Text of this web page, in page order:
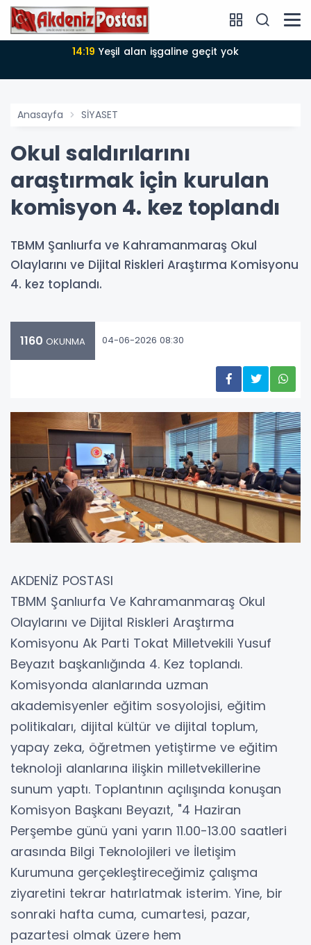
Anasayfa SİYASET
Okul saldırılarını
araştırmak için kurulan
komisyon 4. kez toplandı
TBMM Şanlıurfa ve Kahramanmaraş Okul
Olaylarını ve Dijital Riskleri Araştırma Komisyonu
4. kez toplandı.
1160 OKUNMA 04-06-2026 08:30
AKDENİZ POSTASI
TBMM Şanlıurfa Ve Kahramanmaraş Okul
Olaylarını ve Dijital Riskleri Araştırma
Komisyonu Ak Parti Tokat Milletvekili Yusuf
Beyazıt başkanlığında 4. Kez toplandı.
Komisyonda alanlarında uzman
akademisyenler eğitim sosyolojisi, eğitim
politikaları, dijital kültür ve dijital toplum,
yapay zeka, öğretmen yetiştirme ve eğitim
teknoloji alanlarına ilişkin milletvekillerine
sunum yaptı. Toplantının açılışında konuşan
Komisyon Başkanı Beyazıt, "4 Haziran
Perşembe günü yani yarın 11.00-13.00 saatleri
arasında Bilgi Teknolojileri ve İletişim
Kurumuna gerçekleştireceğimiz çalışma
ziyaretini tekrar hatırlatmak isterim. Yine, bir
sonraki hafta cuma, cumartesi, pazar,
pazartesi olmak üzere hem